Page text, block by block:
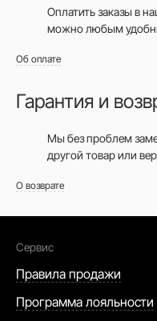
Оплатить заказы в
можно любым
Об оплате
Гарантия и
Мы без проблем
другой товар или
О возврате
Сервис
Правила продажи
Программа лояльности